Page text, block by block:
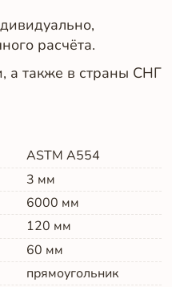
расчёта.
а также в страны СНГ
ASTM A554
3 мм
6000 мм
120 мм
60 мм
прямоугольник